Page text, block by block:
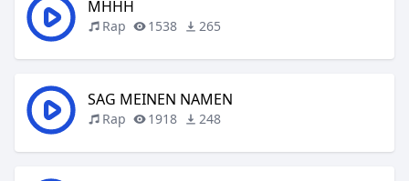
MHHH
Rap 1538 265
SAG MEINEN NAMEN
Rap 1918 248